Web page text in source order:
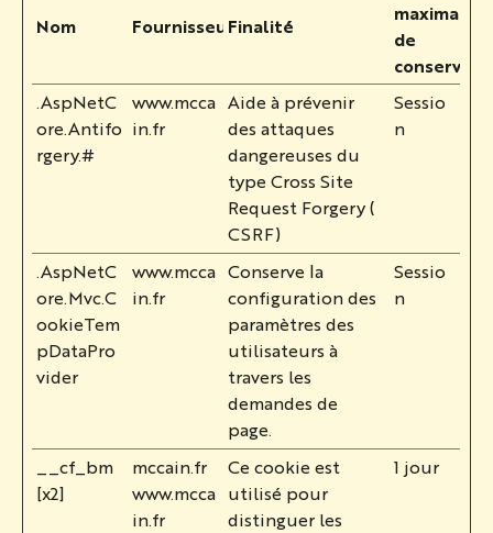
Nom FournisseurFinalité
maximale
de
.AspNetC
ore.Antifo
rgery.#
www.mcca
in.fr
Aide à prévenir
des attaques
dangereuses du
type Cross Site
Request Forgery (
CSRF)
Sessio
n
.AspNetC
ore.Mvc.C
ookieTem
pDataPro
vider
www.mcca
in.fr
Conserve la
configuration des
paramètres des
utilisateurs à
travers les
demandes de
page.
Sessio
n
__cf_bm
[x2]
mccain.fr
www.mcca
in.fr
Ce cookie est
utilisé pour
distinguer les
1 jour